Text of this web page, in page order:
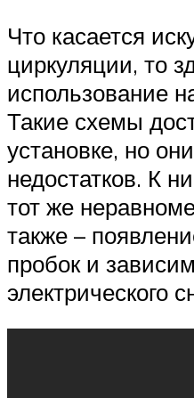
Что касается
циркуляции, то
использование
Такие схемы
установке, но
недостатков. К
тот же
также –
пробок и
электрического